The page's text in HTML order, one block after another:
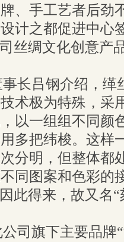
、手工艺者后劲
计之都促进中心
丝绸文化创意产
事长吕钢介绍，
术极为特殊，采
以一组组不同颜
多把纬梭。这样
分明，但整体都
同图案和色彩的
此得来，故又名“
司旗下主要品牌